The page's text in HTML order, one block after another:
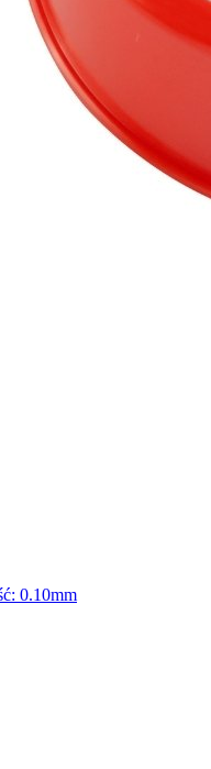
0.10mm